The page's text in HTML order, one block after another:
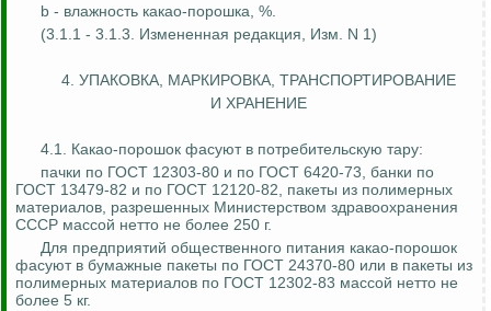
b - влажность какао-порошка, %.
(3.1.1 - 3.1.3. Измененная редакция, Изм. N 1)
4. УПАКОВКА, МАРКИРОВКА, ТРАНСПОРТИРОВАНИЕ
И ХРАНЕНИЕ
4.1. Какао-порошок фасуют в потребительскую тару:
пачки по ГОСТ 12303-80 и по ГОСТ 6420-73, банки по
ГОСТ 13479-82 и по ГОСТ 12120-82, пакеты из полимерных
материалов, разрешенных Министерством здравоохранения
СССР массой нетто не более 250 г.
Для предприятий общественного питания какао-порошок
фасуют в бумажные пакеты по ГОСТ 24370-80 или в пакеты из
полимерных материалов по ГОСТ 12302-83 массой нетто не
более 5 кг.